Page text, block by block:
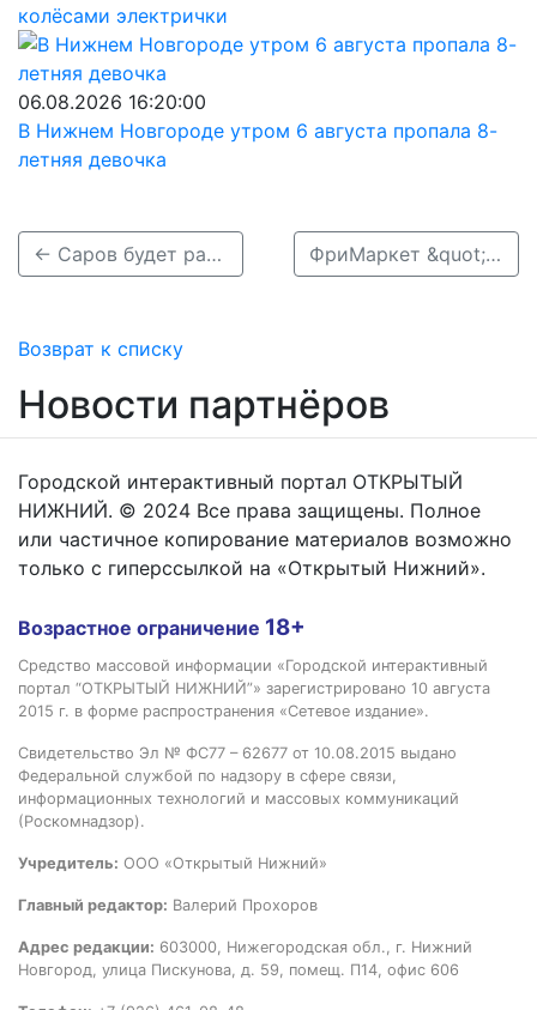
колёсами электрички
06.08.2026 16:20:00
В Нижнем Новгороде утром 6 августа пропала 8-
летняя девочка
← Саров будет развиваться как туристический город ФриМаркет &quot;Свободу комоду&quot; →
Возврат к списку
Новости партнёров
Городской интерактивный портал ОТКРЫТЫЙ
НИЖНИЙ. © 2024 Все права защищены. Полное
или частичное копирование материалов возможно
только с гиперссылкой на «Открытый Нижний».
Возрастное ограничение 18+
Средство массовой информации «Городской интерактивный
портал “ОТКРЫТЫЙ НИЖНИЙ”» зарегистрировано 10 августа
2015 г. в форме распространения «Сетевое издание».
Свидетельство Эл № ФС77 – 62677 от 10.08.2015 выдано
Федеральной службой по надзору в сфере связи,
информационных технологий и массовых коммуникаций
(Роскомнадзор).
Учредитель: ООО «Открытый Нижний»
Главный редактор: Валерий Прохоров
Адрес редакции: 603000, Нижегородская обл., г. Нижний
Новгород, улица Пискунова, д. 59, помещ. П14, офис 606